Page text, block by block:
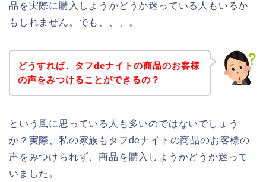
品を実際に購入しようかどうか迷っている人もいるか
もしれません。でも、、、。
どうすれば、タフdeナイトの商品のお客様
の声をみつけることができるの？
という風に思っている人も多いのではないでしょう
か？実際、私の家族もタフdeナイトの商品のお客様の
声をみつけられず、商品を購入しようかどうか迷って
いました。